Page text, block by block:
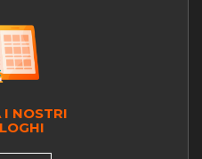
I NOSTRI